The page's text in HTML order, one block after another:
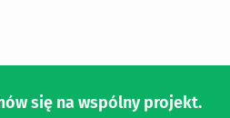
się na wspólny projekt.